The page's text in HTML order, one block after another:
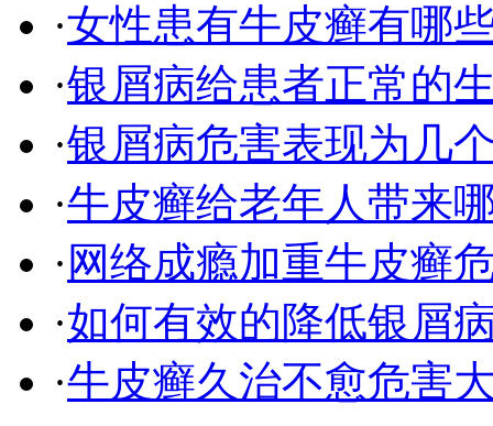
·女性患有牛皮癣有哪
·银屑病给患者正常的
·银屑病危害表现为几
·牛皮癣给老年人带来
· 网络成瘾加重牛皮癣
·如何有效的降低银屑
·牛皮癣久治不愈危害